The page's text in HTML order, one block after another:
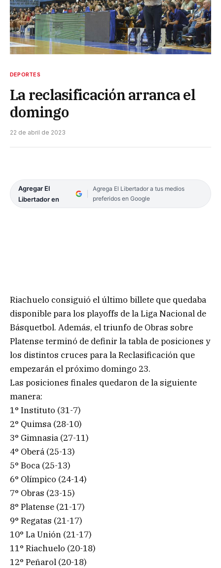
DEPORTES
La reclasificación arranca el
domingo
22 de abril de 2023
Agregar El
Libertador en
Agrega El Libertador a tus medios
preferidos en Google
Riachuelo consiguió el último billete que quedaba
disponible para los playoffs de la Liga Nacional de
Básquetbol. Además, el triunfo de Obras sobre
Platense terminó de definir la tabla de posiciones y
los distintos cruces para la Reclasificación que
empezarán el próximo domingo 23.
Las posiciones finales quedaron de la siguiente
manera:
1° Instituto (31-7)
2° Quimsa (28-10)
3° Gimnasia (27-11)
4° Oberá (25-13)
5° Boca (25-13)
6° Olímpico (24-14)
7° Obras (23-15)
8° Platense (21-17)
9° Regatas (21-17)
10° La Unión (21-17)
11° Riachuelo (20-18)
12° Peñarol (20-18)